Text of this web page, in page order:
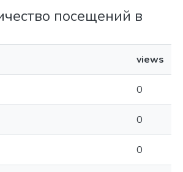
посещений в
views
0
0
0